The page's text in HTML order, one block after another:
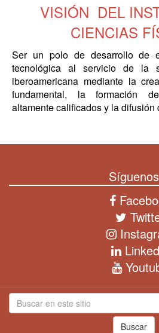
VISIÓN DEL
CIENCIAS
Ser un polo de desarrollo de
tecnológica al servicio de la
iberoamericana mediante la
fundamental, la formación
altamente calificados y la difusión
Síguenos
Buscar